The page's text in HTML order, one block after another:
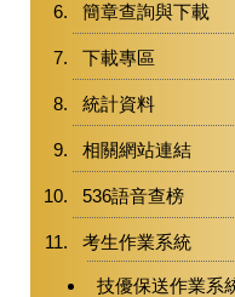
簡章查詢與下載
下載專區
統計資料
相關網站連結
536語音查榜
考生作業系統
技優保送作業系